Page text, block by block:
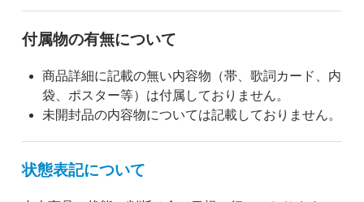
付属物の有無について
商品詳細に記載の無い内容物（帯、歌詞カード、内
袋、ポスター等）は付属しておりません。
未開封品の内容物については記載しておりません。
状態表記について